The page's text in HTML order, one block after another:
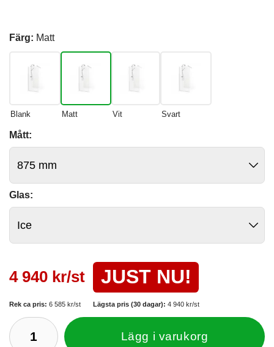
Färg: Matt
Blank Matt Vit Svart
Mått:
Glas:
4 940 kr/st JUST NU!
Rek ca pris: 6 585 kr/st Lägsta pris (30 dagar): 4 940 kr/st
Lägg i varukorg